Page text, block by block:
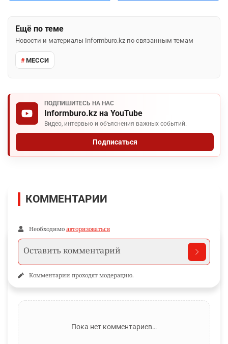
Ещё по теме
Новости и материалы Informburo.kz по связанным темам
МЕССИ
ПОДПИШИТЕСЬ НА НАС
Informburo.kz на YouTube
Видео, интервью и объяснения важных событий.
Подписаться
КОММЕНТАРИИ
Необходимо авторизоваться
Комментарии проходят модерацию.
Пока нет комментариев…